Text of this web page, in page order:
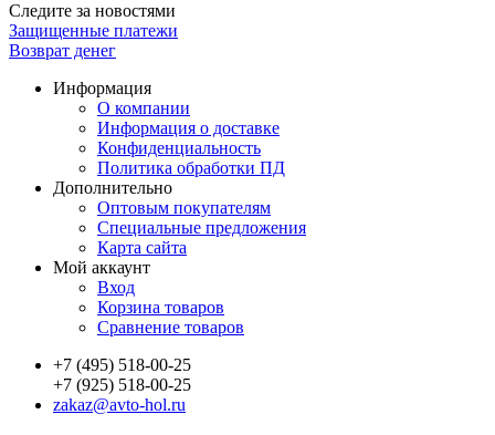
Следите за новостями
Защищенные платежи
Возврат денег
Информация
О компании
Информация о доставке
Конфиденциальность
Политика обработки ПД
Дополнительно
Оптовым покупателям
Специальные предложения
Карта сайта
Мой аккаунт
Вход
Корзина товаров
Сравнение товаров
+7 (495) 518-00-25
+7 (925) 518-00-25
zakaz@avto-hol.ru